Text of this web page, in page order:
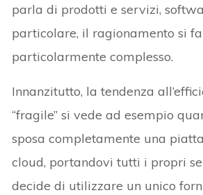
parla di prodotti e servizi,
particolare, il ragionamento si fa
particolarmente complesso.
Innanzitutto, la tendenza
“fragile” si vede ad esempio
sposa completamente una
cloud, portandovi tutti i propri
decide di utilizzare un unico